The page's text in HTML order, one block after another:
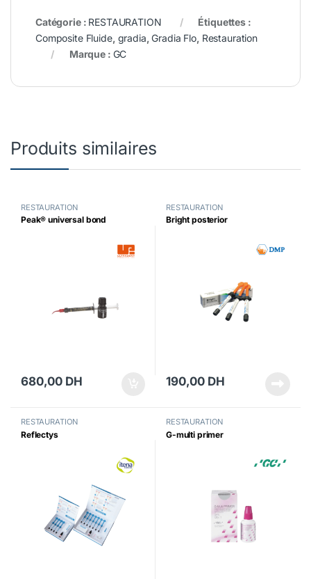
Catégorie : RESTAURATION
Étiquettes :
Composite Fluide, gradia,Gradia Flo, Restauration
Marque : GC
Produits similaires
RESTAURATION
Peak® universal bond
680,00 DH
RESTAURATION
Bright posterior
190,00 DH
RESTAURATION
Reflectys
RESTAURATION
G-multi primer